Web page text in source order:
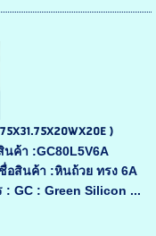
)
ค้า :GC80L5V6A
อสินค้า :หินถ้วย ทรง 6A
: GC : Green Silicon ...